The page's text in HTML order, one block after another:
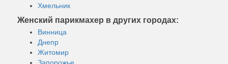
Хмельник
Женский парикмахер в других городах:
Винница
Днепр
Житомир
Запорожье